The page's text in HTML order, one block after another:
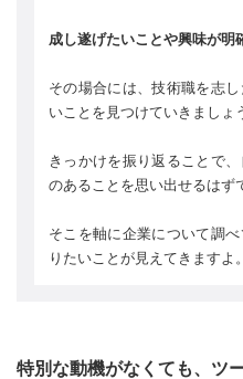
成し遂げたいことや興味が明
その場合には、技術職を志
いことを見つけていきましょ
きっかけを振り返ることで
のあることを思い出せるはず
そこを軸に企業について調
りたいことが見えてきますよ。
特別な動機がなくても、ツ